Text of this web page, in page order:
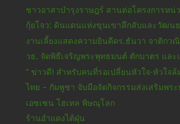
ชาวอาสาบำรุงราษฎร์ สานต่อโครงการหน่
กุ้ยโจว: ดินแดนแห่งขุนเขาลึกลับและวัฒน
งานเลี้ยงแสดงความยินดีดร.ธันวา จาติกว
วธ. จัดพิธีเจริญพระพุทธมนต์ ตักบาตร และ
“ ข่าวดี! สำหรับคนที่รอเปลี่ยนหัวใจ-หัวใจล้
ไทย – กัมพูชา จับมือจัดกิจกรรมส่งเสริมพร
เอซเซน โฮเทล พิษณุโลก
ร้านอำแดงไต้ฝุ่น